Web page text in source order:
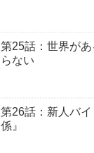
第25話：世界が
らない
第26話：新人バ
係』